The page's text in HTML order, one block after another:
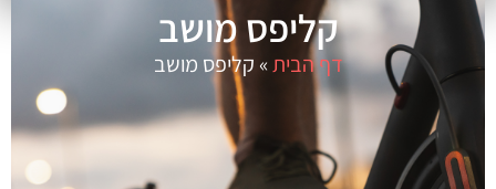
קליפס מושב
דף הבית» קליפס מושב